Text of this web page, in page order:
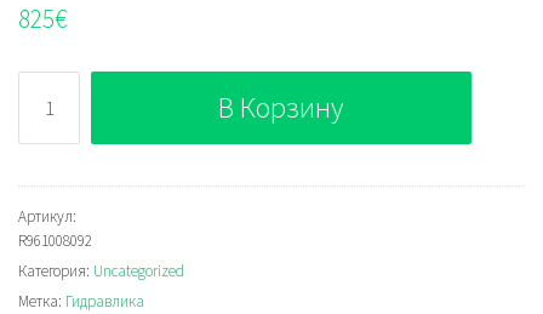
825€
Bosch
Rexroth
CGT3.080/045M
Z20
Seal
kit
В Корзину
Артикул:
R961008092
Категория: Uncategorized
Метка: Гидравлика